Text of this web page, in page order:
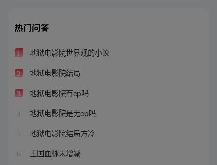
热门问答
1 地狱电影院世界观的小说
2 地狱电影院结局
3 地狱电影院有cp吗
4 地狱电影院是无cp吗
5 地狱电影院结局方冷
6 王国血脉未增减